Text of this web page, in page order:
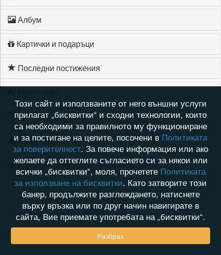
Албум
Картички и подаръци
Последни постижения
Хронология на игри
Активност
Кой видя профила на sisskaa76
Този сайт и използваните от него външни услуги
прилагат „бисквитки“ и сходни технологии, които
са необходими за правилното му функциониране
и за постигане на целите, посочени в Политиката
за поверителност. За повече информация или ако
желаете да оттеглите съгласието си за някои или
всички „бисквитки“, моля, прочетете Политиката
за използване на бисквитки. Като затворите този
банер, продължите разглеждането, натиснете
върху връзка или по друг начин навигирате в
сайта, Вие приемате употребата на „бисквитки“.
Разбрах